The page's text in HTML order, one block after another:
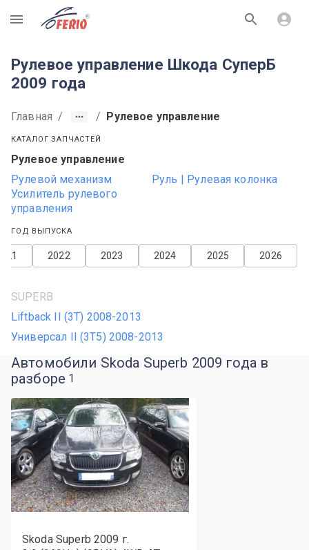
R
Рулевое управление Шкода СуперБ
2009 года
Главная / / Рулевое управление
КАТАЛОГ ЗАПЧАСТЕЙ
Рулевое управление
Рулевой механизм
Руль | Рулевая колонка
Усилитель рулевого
управления
ГОД ВЫПУСКА
2026
2025
2024
2023
2022
SUPERB
Liftback II (3T) 2008-2013
Универсал II (3T5) 2008-2013
Автомобили Skoda Superb 2009 года в
разборе 1
Skoda Superb 2009 г.